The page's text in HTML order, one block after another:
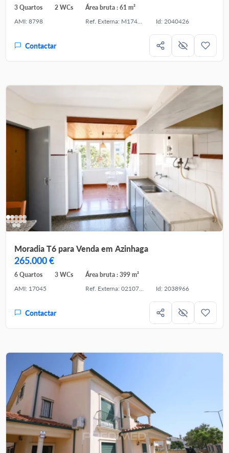
3 Quartos 2 WCs
Área bruta : 61 m²
AMI: 8798
Ref. Externa: M174LX Id: 2040426
Contactar
Moradia T6 para Venda em Azinhaga
265.000 €
6 Quartos 3 WCs
Área bruta : 399 m²
AMI: 17045
Ref. Externa: 02107-26 Id: 2038966
Contactar